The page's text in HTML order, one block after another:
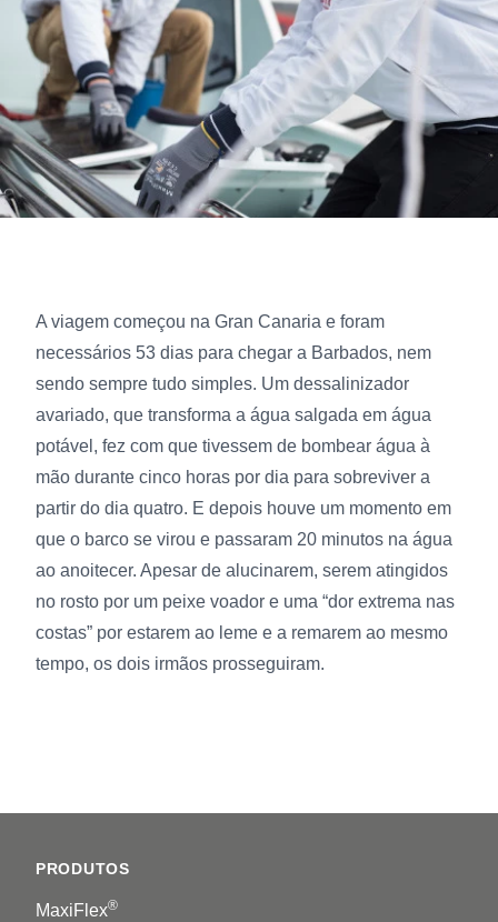
A viagem começou na Gran Canaria e foram
necessários 53 dias para chegar a Barbados, nem
sendo sempre tudo simples. Um dessalinizador
avariado, que transforma a água salgada em água
potável, fez com que tivessem de bombear água à
mão durante cinco horas por dia para sobreviver a
partir do dia quatro. E depois houve um momento em
que o barco se virou e passaram 20 minutos na água
ao anoitecer. Apesar de alucinarem, serem atingidos
no rosto por um peixe voador e uma “dor extrema nas
costas” por estarem ao leme e a remarem ao mesmo
tempo, os dois irmãos prosseguiram.
PRODUTOS
MaxiFlex®